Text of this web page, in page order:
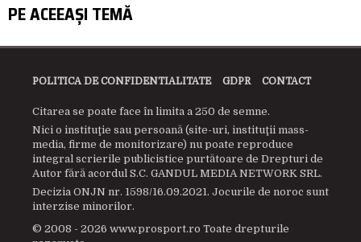
PE ACEEAȘI TEMĂ
POLITICA DE CONFIDENTIALITATE GDPR CONTACT
Citarea se poate face în limita a 250 de semne.
Nici o instituţie sau persoană (site-uri, instituţii mass-
media, firme de monitorizare) nu poate reproduce
integral scrierile publicistice purtătoare de Drepturi de
Autor fără acordul S.C. GANDUL MEDIA NETWORK SRL.
Decizia ONJN nr. 1598/16.09.2021. Jocurile de noroc sunt
interzise minorilor.
© 2008 - 2026 www.prosport.ro Toate drepturile